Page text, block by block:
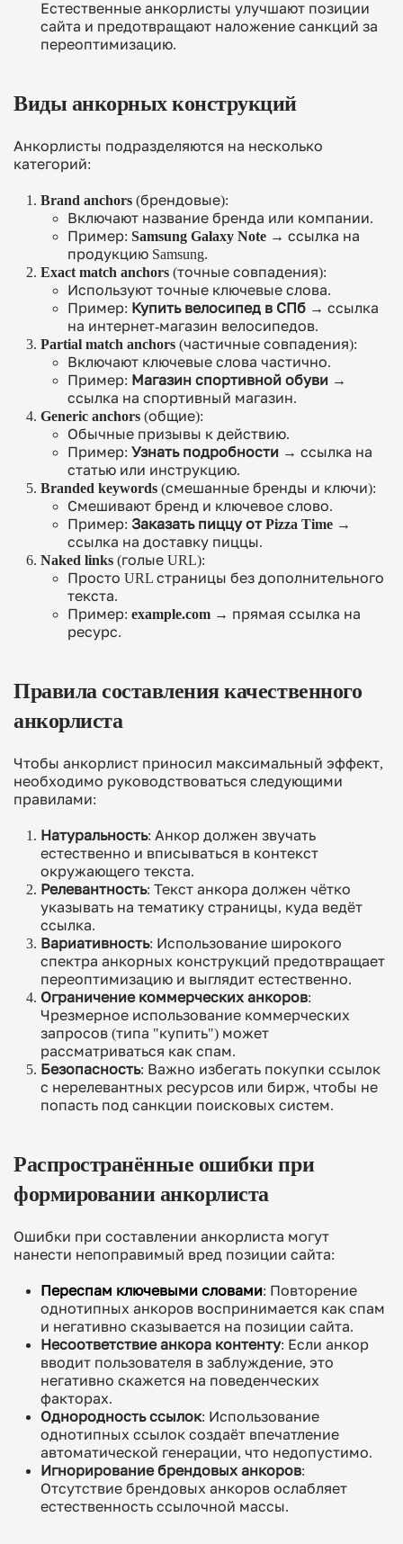
Естественные анкорлисты улучшают позиции
сайта и предотвращают наложение санкций за
переоптимизацию.
Виды анкорных конструкций
Анкорлисты подразделяются на несколько
категорий:
Brand anchors (брендовые):
Включают название бренда или компании.
Пример: Samsung Galaxy Note → ссылка на
продукцию Samsung.
Exact match anchors (точные совпадения):
Используют точные ключевые слова.
Пример: Купить велосипед в СПб → ссылка
на интернет-магазин велосипедов.
Partial match anchors (частичные совпадения):
Включают ключевые слова частично.
Пример: Магазин спортивной обуви →
ссылка на спортивный магазин.
Generic anchors (общие):
Обычные призывы к действию.
Пример: Узнать подробности → ссылка на
статью или инструкцию.
Branded keywords (смешанные бренды и ключи):
Смешивают бренд и ключевое слово.
Пример: Заказать пиццу от Pizza Time →
ссылка на доставку пиццы.
Naked links (голые URL):
Просто URL страницы без дополнительного
текста.
Пример: example.com → прямая ссылка на
ресурс.
Правила составления качественного
анкорлиста
Чтобы анкорлист приносил максимальный эффект,
необходимо руководствоваться следующими
правилами:
Натуральность: Анкор должен звучать
естественно и вписываться в контекст
окружающего текста.
Релевантность: Текст анкора должен чётко
указывать на тематику страницы, куда ведёт
ссылка.
Вариативность: Использование широкого
спектра анкорных конструкций предотвращает
переоптимизацию и выглядит естественно.
Ограничение коммерческих анкоров:
Чрезмерное использование коммерческих
запросов (типа "купить") может
рассматриваться как спам.
Безопасность: Важно избегать покупки ссылок
с нерелевантных ресурсов или бирж, чтобы не
попасть под санкции поисковых систем.
Распространённые ошибки при
формировании анкорлиста
Ошибки при составлении анкорлиста могут
нанести непоправимый вред позиции сайта:
Переспам ключевыми словами: Повторение
однотипных анкоров воспринимается как спам
и негативно сказывается на позиции сайта.
Несоответствие анкора контенту: Если анкор
вводит пользователя в заблуждение, это
негативно скажется на поведенческих
факторах.
Однородность ссылок: Использование
однотипных ссылок создаёт впечатление
автоматической генерации, что недопустимо.
Игнорирование брендовых анкоров:
Отсутствие брендовых анкоров ослабляет
естественность ссылочной массы.